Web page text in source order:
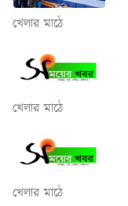
খেলার মাঠে
খেলার মাঠে
খেলার মাঠে